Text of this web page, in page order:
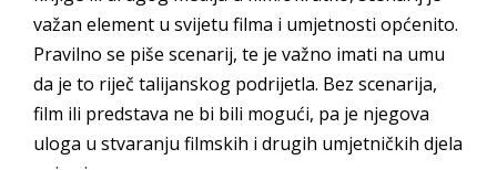
važan element u svijetu filma i umjetnosti općenito.
Pravilno se piše scenarij, te je važno imati na umu
da je to riječ talijanskog podrijetla. Bez scenarija,
film ili predstava ne bi bili mogući, pa je njegova
uloga u stvaranju filmskih i drugih umjetničkih djela